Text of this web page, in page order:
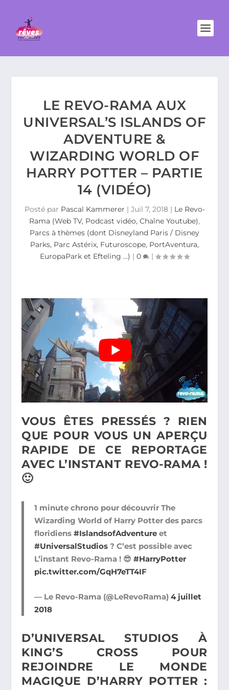
LE REVO-RAMA AUX
UNIVERSAL’S ISLANDS OF
ADVENTURE &
WIZARDING WORLD OF
HARRY POTTER – PARTIE
14 (VIDÉO)
Posté par Pascal Kammerer | Juil 7, 2018| Le Revo-
Rama (Web TV, Podcast vidéo, Chaîne Youtube),
Parcs à thèmes (dont Disneyland Paris / Disney
Parks, Parc Astérix, Futuroscope, PortAventura,
EuropaPark et Efteling ...) | 0 |
VOUS ÊTES PRESSÉS ? RIEN
QUE POUR VOUS UN APERÇU
RAPIDE DE CE REPORTAGE
AVEC L’INSTANT REVO-RAMA !
🙂
1 minute chrono pour découvrir The
Wizarding World of Harry Potter des parcs
floridiens#IslandsofAdventure et
#UniversalStudios ? C’est possible avec
L’instant Revo-Rama ! 😎#HarryPotter
pic.twitter.com/GqH7eTT4IF
— Le Revo-Rama (@LeRevoRama)4 juillet
2018
D’UNIVERSAL STUDIOS À
KING’S CROSS POUR
REJOINDRE LE MONDE
MAGIQUE D’HARRY POTTER :